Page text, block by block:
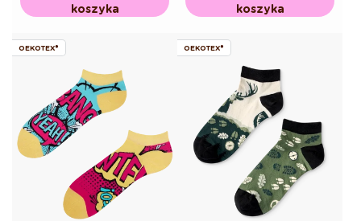
koszyka
koszyka
OEKOTEX® OEKOTEX®